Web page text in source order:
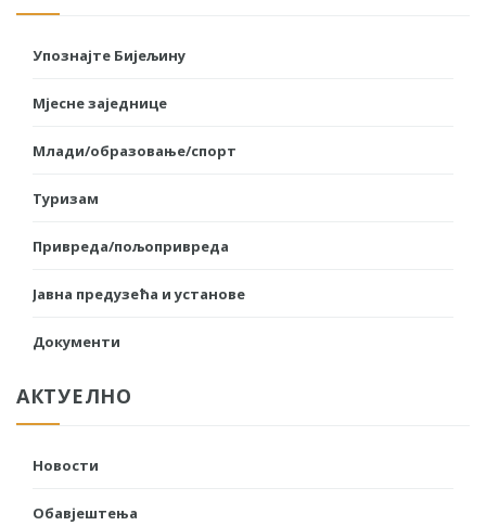
Упознајте Бијељину
Мјесне заједнице
Млади/образовање/спорт
Туризам
Привреда/пољопривреда
Јавна предузећа и установе
Документи
АКТУЕЛНО
Новости
Обавјештења